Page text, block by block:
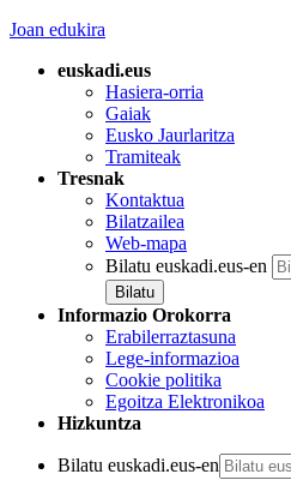
Joan edukira
euskadi.eus
Hasiera-orria
Gaiak
Eusko Jaurlaritza
Tramiteak
Tresnak
Kontaktua
Bilatzailea
Web-mapa
Bilatu euskadi.eus-en
Informazio Orokorra
Erabilerraztasuna
Lege-informazioa
Cookie politika
Egoitza Elektronikoa
Hizkuntza
Bilatu euskadi.eus-en